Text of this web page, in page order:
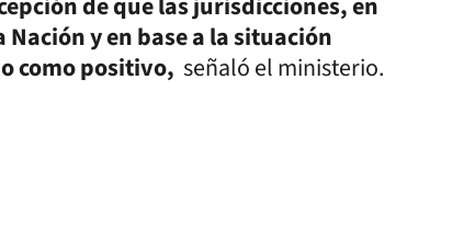
y en base a la situación
como positivo, señaló el ministerio.